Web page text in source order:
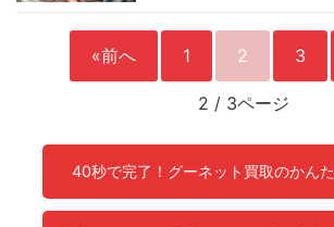
«前へ 1 2 3
2 / 3ページ
40秒で完了！グーネット買取のかん